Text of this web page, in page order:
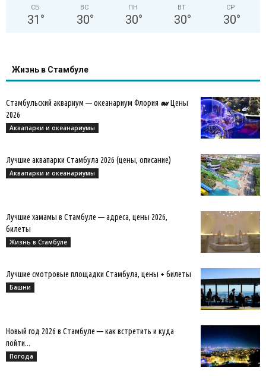
СБ
31 °
ВС
30°
ПН
30°
ВТ
30°
СР
30°
Жизнь в Стамбуле
Стамбульский аквариум — океанариум Флория 🐋 Цены
2026
Аквапарки и океанариумы
Лучшие аквапарки Стамбула 2026 (цены, описание)
Аквапарки и океанариумы
Лучшие хамамы в Стамбуле — адреса, цены 2026,
билеты
Жизнь в Стамбуле
Лучшие смотровые площадки Стамбула, цены + билеты
Башни
Новый год 2026 в Стамбуле — как встретить и куда
пойти...
Погода